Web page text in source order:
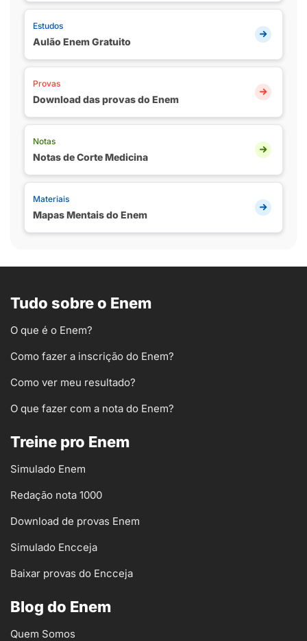
Estudos
Aulão Enem Gratuito
Provas
Download das provas do Enem
Notas
Notas de Corte Medicina
Materiais
Mapas Mentais do Enem
Tudo sobre o Enem
O que é o Enem?
Como fazer a inscrição do Enem?
Como ver meu resultado?
O que fazer com a nota do Enem?
Treine pro Enem
Simulado Enem
Redação nota 1000
Download de provas Enem
Simulado Encceja
Baixar provas do Encceja
Blog do Enem
Quem Somos